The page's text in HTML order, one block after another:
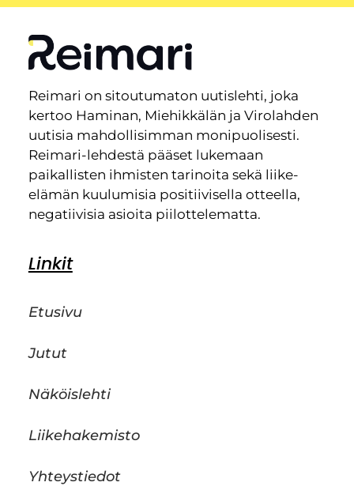
Reimari on sitoutumaton uutislehti, joka
kertoo Haminan, Miehikkälän ja Virolahden
uutisia mahdollisimman monipuolisesti.
Reimari-lehdestä pääset lukemaan
paikallisten ihmisten tarinoita sekä liike-
elämän kuulumisia positiivisella otteella,
negatiivisia asioita piilottelematta.
Linkit
Etusivu
Jutut
Näköislehti
Liikehakemisto
Yhteystiedot